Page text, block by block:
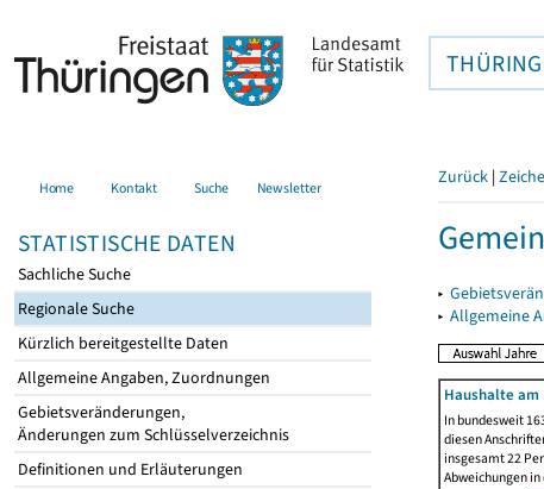
Home Kontakt Suche Newsletter
STATISTISCHE DATEN
Sachliche Suche
Regionale Suche
Kürzlich bereitgestellte Daten
Allgemeine Angaben, Zuordnungen
Gebietsveränderungen,
Änderungen zum Schlüsselverzeichnis
Definitionen und Erläuterungen
Zurück |
▸
▸ Allgemeine
Haushalte am
In bundesweit
diesen
insgesamt 22
Abweichungen